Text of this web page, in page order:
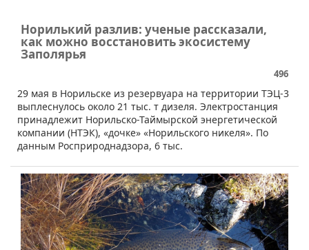
Норилький разлив: ученые рассказали,
как можно восстановить экосистему
Заполярья
496
​29 мая в Норильске из резервуара на территории ТЭЦ-3
выплеснулось около 21 тыс. т дизеля. Электростанция
принадлежит Норильско-Таймырской энергетической
компании (НТЭК), «дочке» «Норильского никеля». По
данным Росприроднадзора, 6 тыс.